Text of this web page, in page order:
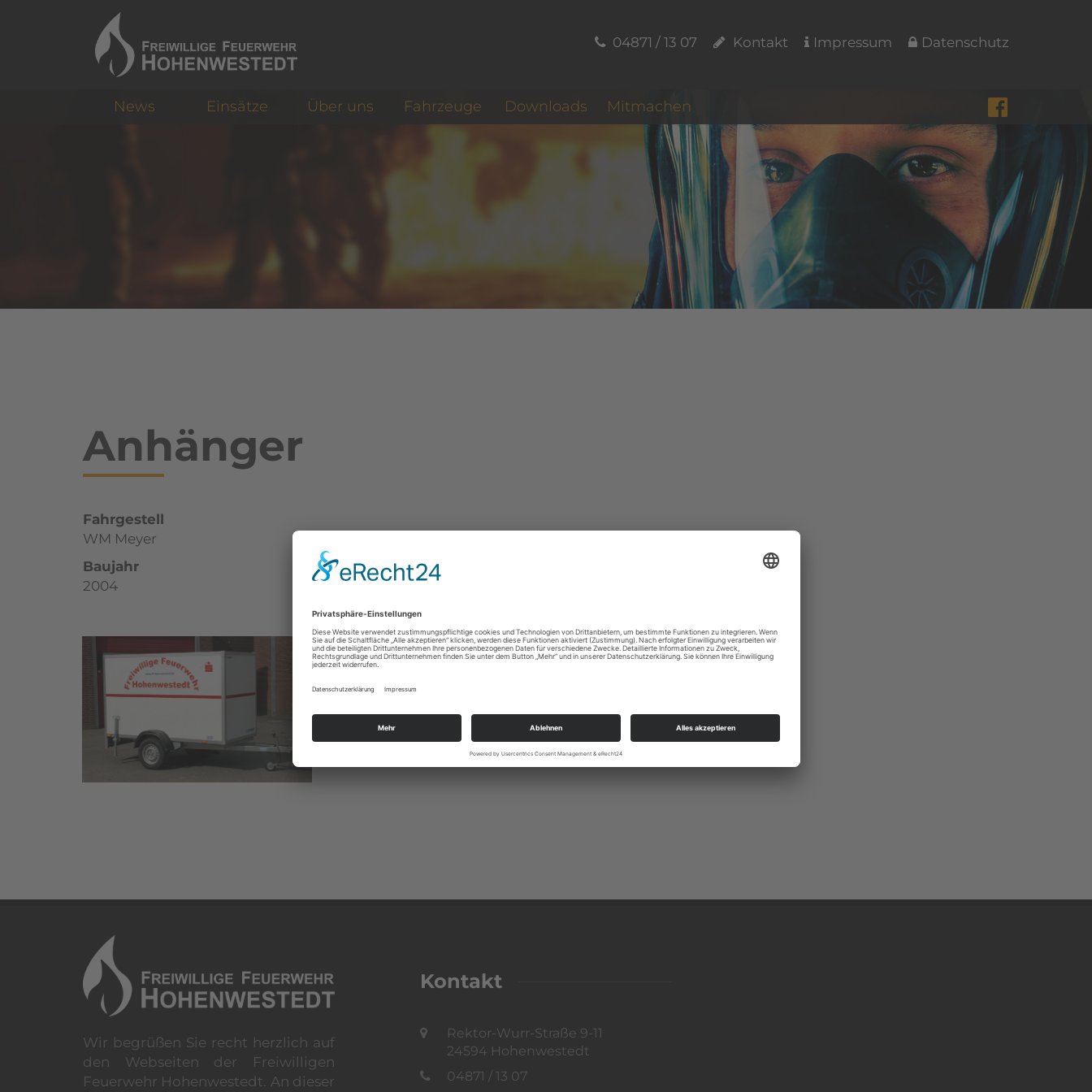
04871 / 13 07 Kontakt Impressum Datenschutz
News Einsätze Über uns Fahrzeuge Downloads Mitmachen
Anhänger
Fahrgestell
WM Meyer
Baujahr
2004
Wir begrüßen Sie recht herzlich auf
den Webseiten der Freiwilligen
Feuerwehr Hohenwestedt. An dieser
Kontakt
Rektor-Wurr-Straße 9-11
24594 Hohenwestedt
04871 / 13 07